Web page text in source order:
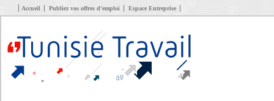
Accueil Publiez vos offres d’emploi Espace Entreprise